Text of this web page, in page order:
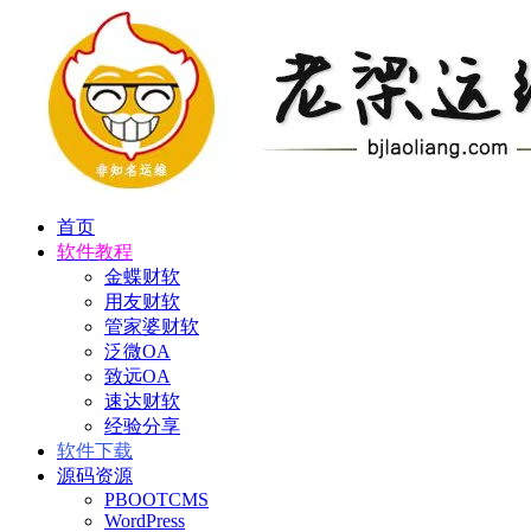
首页
软件教程
金蝶财软
用友财软
管家婆财软
泛微OA
致远OA
速达财软
经验分享
软件下载
源码资源
PBOOTCMS
WordPress